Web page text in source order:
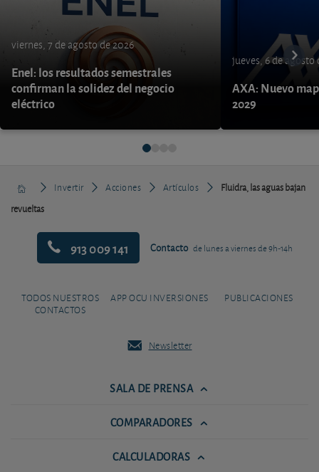
viernes, 7 de agosto de 2026
Enel: los resultados semestrales
confirman la solidez del negocio
eléctrico
jueves, 6 de agosto
AXA: Nuevo
2029
Invertir Acciones Artículos
Fluidra, las aguas bajan
revueltas
913 009 141 Contacto de lunes a viernes de 9h-14h
TODOS NUESTROS
CONTACTOS
APP OCU INVERSIONES PUBLICACIONES
Newsletter
SALA DE PRENSA
COMPARADORES
CALCULADORAS